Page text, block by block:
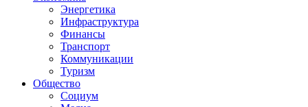
Энергетика
Инфраструктура
Финансы
Транспорт
Коммуникации
Туризм
Общество
Социум